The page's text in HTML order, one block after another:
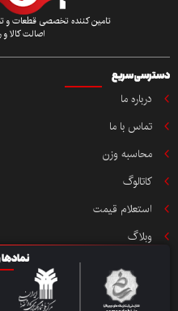
تامین کننده تخصصی قطعات و تجهیزات
اصالت کالا و رضایت
سریع
ما
با ما
وزن
قیمت
نمادها و